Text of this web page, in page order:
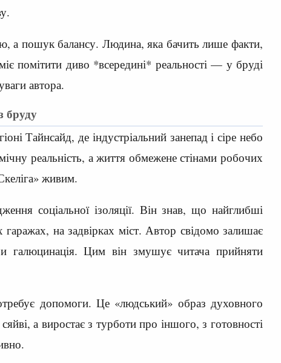
а пошук балансу. Людина, яка бачить лише факти,
помітити диво *всередині* реальності — у бруді
автора.
бруду
Тайнсайд, де індустріальний занепад і сіре небо
реальність, а життя обмежене стінами робочих
живим.
соціальної ізоляції. Він знав, що найглибші
на задвірках міст. Автор свідомо залишає
галюцинація. Цим він змушує читача прийняти
допомоги. Це «людський» образ духовного
а виростає з турботи про іншого, з готовності